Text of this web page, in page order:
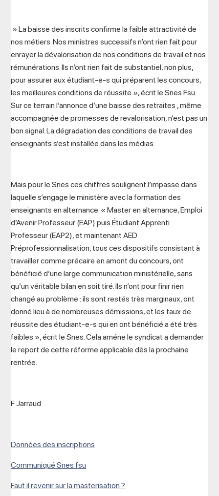
» La baisse des inscrits confirme la faible attractivité de
nos métiers. Nos ministres successifs n’ont rien fait pour
enrayer la dévalorisation de nos conditions de travail et nos
rémunérations. Ils n’ont rien fait de substantiel, non plus,
pour assurer aux étudiant-e-s qui préparent les concours,
les meilleures conditions de réussite », écrit le Snes Fsu.
Sur ce terrain l’annonce d’une baisse des retraites , même
accompagnée de promesses de revalorisation, n’est pas un
bon signal. La dégradation des conditions de travail des
enseignants s’est installée dans les médias.
Mais pour le Snes ces chiffres soulignent l’impasse dans
laquelle s’engage le ministère avec la formation des
enseignants en alternance. « Master en alternance, Emploi
d’Avenir Professeur (EAP) puis Étudiant Apprenti
Professeur (EAP2), et maintenant AED
Préprofessionnalisation, tous ces dispositifs consistant à
travailler comme précaire en amont du concours, ont
bénéficié d’une large communication ministérielle, sans
qu’un véritable bilan en soit tiré. Ils n’ont pour finir rien
changé au problème : ils sont restés très marginaux, ont
donné lieu à de nombreuses démissions, et les taux de
réussite des étudiant-e-s qui en ont bénéficié a été très
faibles », écrit le Snes. Cela améne le syndicat a demander
le report de cette réforme applicable dès la prochaine
rentrée.
F Jarraud
Données des inscriptions
Communiqué Snes fsu
Faut il revenir sur la masterisation ?